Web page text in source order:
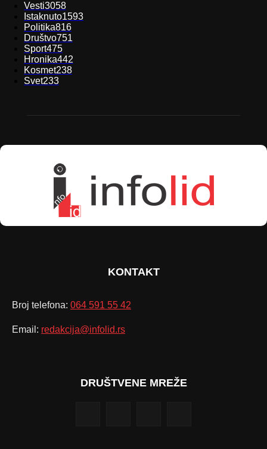
Vesti3058
Istaknuto1593
Politika816
Društvo751
Sport475
Hronika442
Kosmet238
Svet233
KONTAKT
Broj telefona: 064 591 55 42
Email: redakcija@infolid.rs
DRUŠTVENE MREŽE